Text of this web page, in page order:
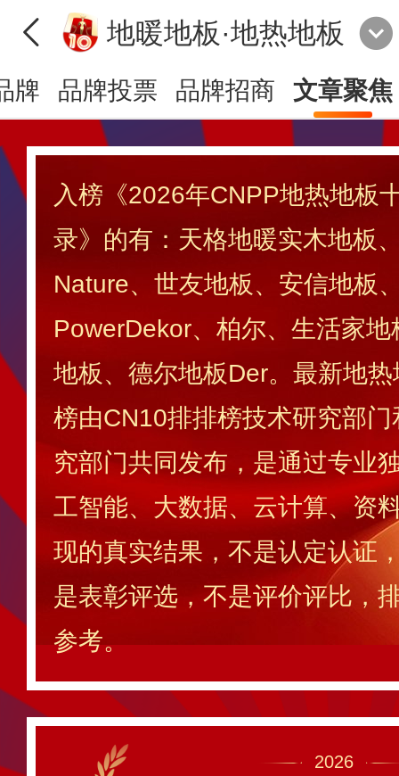
地暖地板·地热地板
牌 品牌投票 品牌招商 文章聚焦
入榜《2026年CNPP地热地板
录》的有：天格地暖实木地板
Nature、世友地板、安信地板
PowerDekor、柏尔、生活家
地板、德尔地板Der。最新地
榜由CN10排排榜技术研究部
究部门共同发布，是通过专业
工智能、大数据、云计算、资
现的真实结果，不是认定认证
是表彰评选，不是评价评比，
参考。
2026